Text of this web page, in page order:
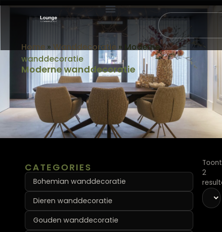
Home » Wanddecoratie » Moderne
wanddecoratie
Moderne wanddecoratie
CATEGORIES
Bohemian wanddecoratie
Dieren wanddecoratie
Gouden wanddecoratie
2